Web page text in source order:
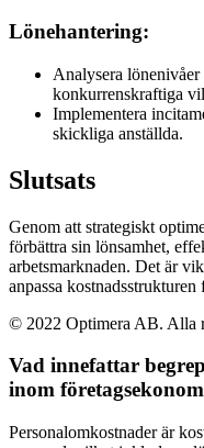
Lönehantering:
Analysera
konkurrenskraftiga
Implementera
skickliga anställda.
Slutsats
Genom att strategiskt
förbättra sin lönsamhet,
arbetsmarknaden. Det är
anpassa
© 2022 Optimera AB. Alla
Vad innefattar
inom
Personalomkostnader är